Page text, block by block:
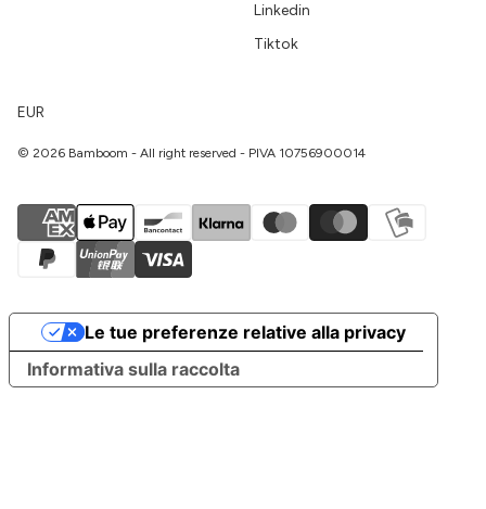
Linkedin
Tiktok
EUR
© 2026 Bamboom - All right reserved - PIVA 10756900014
Informativa sulla raccolta
Le tue preferenze relative alla privacy